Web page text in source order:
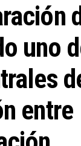
uno
entre